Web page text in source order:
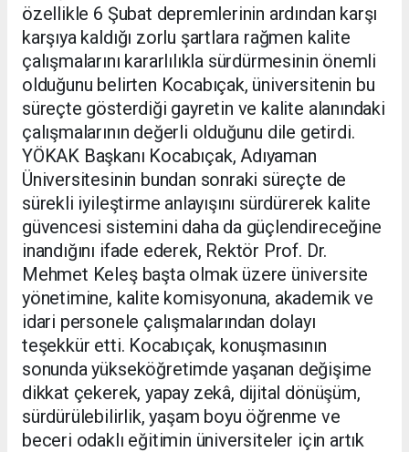
özellikle 6 Şubat depremlerinin ardından karşı
karşıya kaldığı zorlu şartlara rağmen kalite
çalışmalarını kararlılıkla sürdürmesinin önemli
olduğunu belirten Kocabıçak, üniversitenin bu
süreçte gösterdiği gayretin ve kalite alanındaki
çalışmalarının değerli olduğunu dile getirdi.
YÖKAK Başkanı Kocabıçak, Adıyaman
Üniversitesinin bundan sonraki süreçte de
sürekli iyileştirme anlayışını sürdürerek kalite
güvencesi sistemini daha da güçlendireceğine
inandığını ifade ederek, Rektör Prof. Dr.
Mehmet Keleş başta olmak üzere üniversite
yönetimine, kalite komisyonuna, akademik ve
idari personele çalışmalarından dolayı
teşekkür etti. Kocabıçak, konuşmasının
sonunda yükseköğretimde yaşanan değişime
dikkat çekerek, yapay zekâ, dijital dönüşüm,
sürdürülebilirlik, yaşam boyu öğrenme ve
beceri odaklı eğitimin üniversiteler için artık